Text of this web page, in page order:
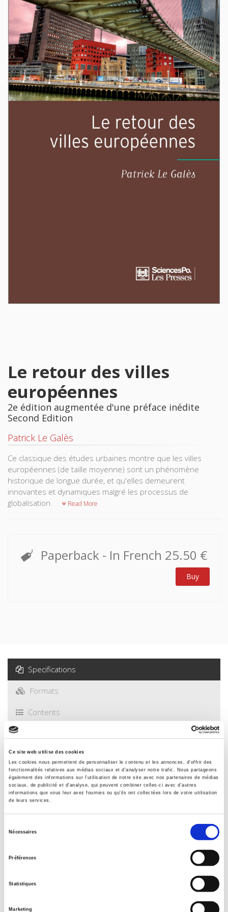
Ce site web utilise des cookies
Les cookies nous permettent de personnaliser le contenu et les annonces, d'offrir des
fonctionnalités relatives aux médias sociaux et d'analyser notre trafic. Nous partageons
également des informations sur l'utilisation de notre site avec nos partenaires de médias
sociaux, de publicité et d'analyse, qui peuvent combiner celles-ci avec d'autres
informations que vous leur avez fournies ou qu'ils ont collectées lors de votre utilisation
de leurs services.
Nécessaires
Préférences
Statistiques
Marketing
Le retour des villes
européennes
2e édition augmentée d'une préface inédite
Second Edition
Patrick Le Galès
Ce classique des études urbaines montre que les villes
européennes (de taille moyenne) sont un phénomène
historique de longue durée, et qu'elles demeurent
innovantes et dynamiques malgré les processus de
globalisation.
Read More
Paperback - In French 25.50 €
Buy
Specifications
Formats
Contents
Publisher
Presses de Sciences Po
Edition
2
Author
Collection
Language